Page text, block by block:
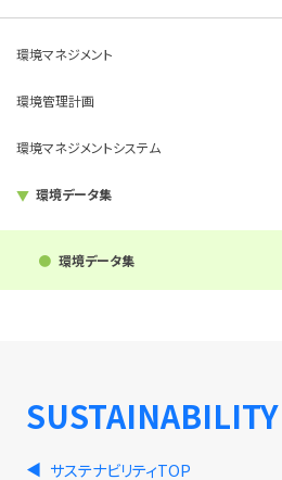
環境マネジメント
環境管理計画
環境マネジメントシステム
環境データ集
環境データ集
SUSTAINABILITY
サステナビリティTOP